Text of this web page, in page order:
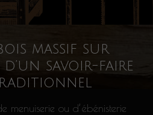
massif sur
savoir-faire
menuiserie ou d’ébénisterie